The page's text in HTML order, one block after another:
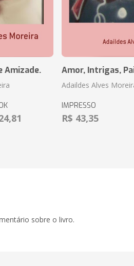
Amizade. Amor, Intrigas,
Adaildes Alves
IMPRESSO
R$ 43,35
sobre o livro.